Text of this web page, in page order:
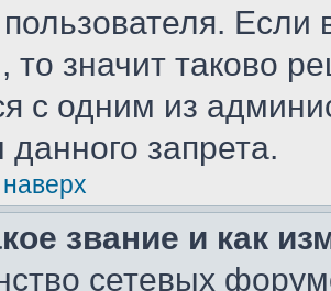
то значит таково
с одним из
запрета.
звание и как
сетевых